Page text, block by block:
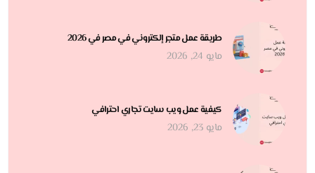
طريقة عمل متجر إلكتروني في مصر في 2026
مايو 24, 2026
كيفية عمل ويب سايت تجاري احترافي
مايو 23, 2026